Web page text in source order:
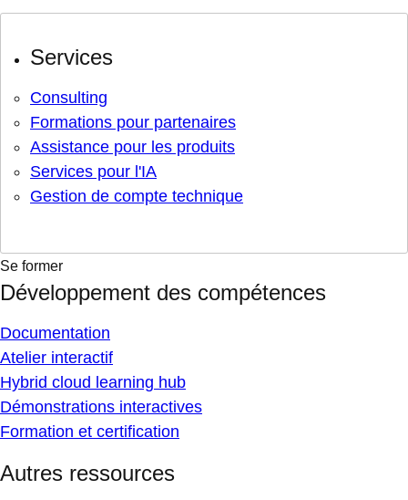
Services
Consulting
Formations pour partenaires
Assistance pour les produits
Services pour l'IA
Gestion de compte technique
Se former
Développement des compétences
Documentation
Atelier interactif
Hybrid cloud learning hub
Démonstrations interactives
Formation et certification
Autres ressources